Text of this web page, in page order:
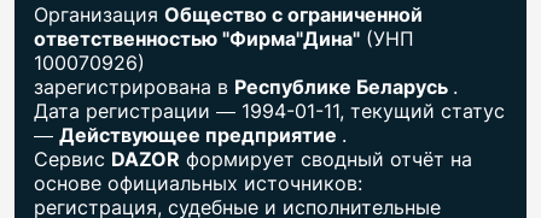
Организация Общество с ограниченной
ответственностью "Фирма"Дина" (УНП
100070926)
зарегистрирована в Республике Беларусь .
Дата регистрации — 1994-01-11, текущий статус
— Действующее предприятие .
Сервис DAZOR формирует сводный отчёт на
основе официальных источников:
регистрация, судебные и исполнительные